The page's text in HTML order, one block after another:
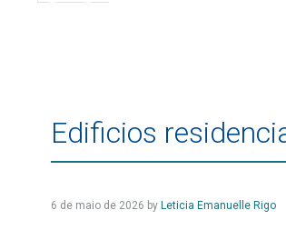
Edificios
6 de maio de 2026 by Leticia Emanuelle Rigo